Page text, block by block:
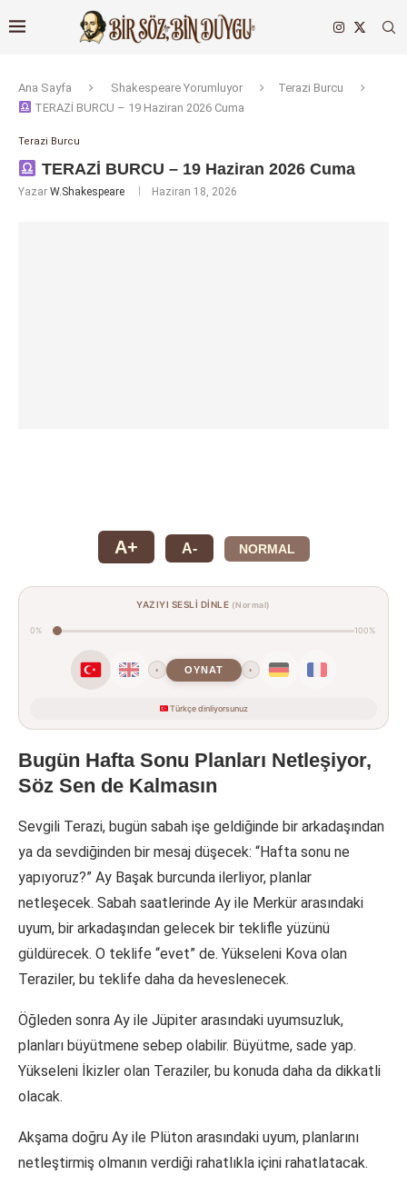
Ana Sayfa Shakespeare Yorumluyor
Terazi Burcu
TERAZİ BURCU – 19 Haziran 2026 Cuma
Terazi Burcu
TERAZİ BURCU – 19 Haziran 2026 Cuma
Yazar W.Shakespeare Haziran 18, 2026
A+ A- NORMAL
YAZIYI SESLİ DİNLE (Normal)
0% 100%
‹ OYNAT ›
Türkçe dinliyorsunuz
Bugün Hafta Sonu Planları Netleşiyor,
Söz Sen de Kalmasın
Sevgili Terazi, bugün sabah işe geldiğinde bir arkadaşından
ya da sevdiğinden bir mesaj düşecek: “Hafta sonu ne
yapıyoruz?” Ay Başak burcunda ilerliyor, planlar
netleşecek. Sabah saatlerinde Ay ile Merkür arasındaki
uyum, bir arkadaşından gelecek bir teklifle yüzünü
güldürecek. O teklife “evet” de. Yükseleni Kova olan
Teraziler, bu teklife daha da heveslenecek.
Öğleden sonra Ay ile Jüpiter arasındaki uyumsuzluk,
planları büyütmene sebep olabilir. Büyütme, sade yap.
Yükseleni İkizler olan Teraziler, bu konuda daha da dikkatli
olacak.
Akşama doğru Ay ile Plüton arasındaki uyum, planlarını
netleştirmiş olmanın verdiği rahatlıkla içini rahatlatacak.